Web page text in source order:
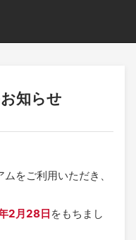
知らせ
アム サービ
をご利用いただき、
2月28日 をもちまし